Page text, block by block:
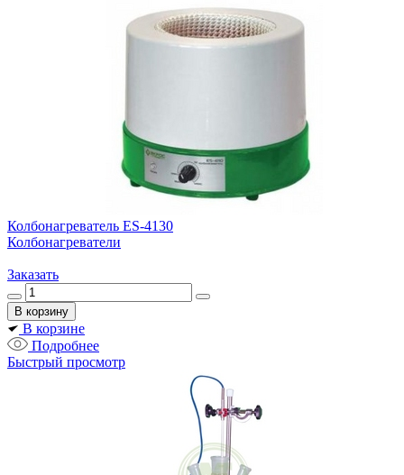
Колбонагреватель ES-4130
Колбонагреватели
Заказать
В корзине
Подробнее
Быстрый просмотр